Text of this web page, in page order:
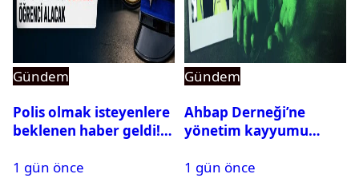
Gündem
Polis olmak isteyenlere
beklenen haber geldi!
1 gün önce
Gündem
Ahbap Derneği’ne
yönetim kayyumu
açıldı
1 gün önce